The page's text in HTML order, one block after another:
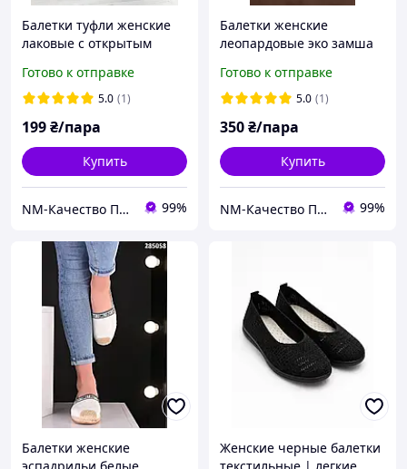
Балетки туфли женские
лаковые с открытым
размер 36,37,38,39
Готово к отправке
5.0 (1)
199₴/пара
Купить
NM-Качество Профессионалов 99%
Балетки женские
леопардовые эко замша
Готово к отправке
5.0 (1)
350₴/пара
Купить
NM-Качество Профессионалов 99%
Балетки женские
Женские черные балетки